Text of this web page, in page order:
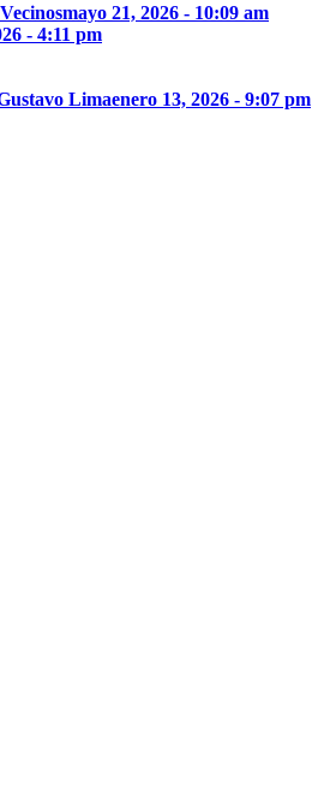
mayo 21, 2026 - 10:09 am
- 4:11 pm
Limaenero 13, 2026 - 9:07 pm